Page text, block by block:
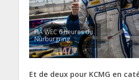
FIA WEC 6 heures du
Nürburgring
Et de deux pour KCMG en